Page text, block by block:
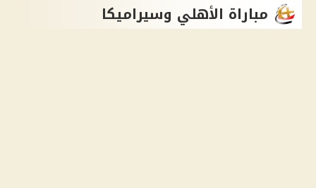
مباراة الأهلي وسيراميكا